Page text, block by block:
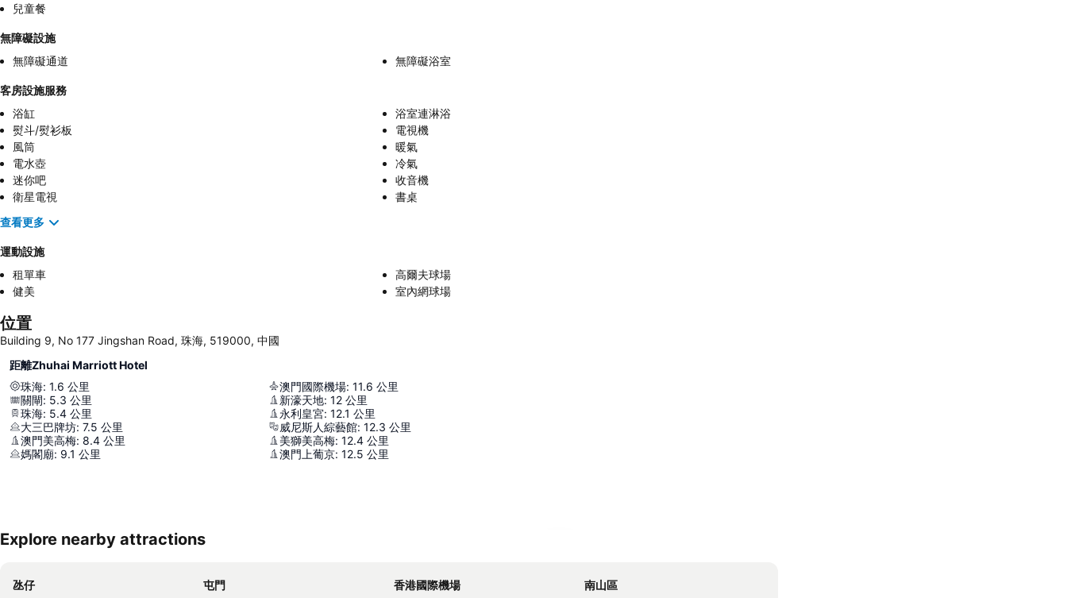
兒童餐
無障礙設施
無障礙通道
無障礙浴室
客房設施服務
浴缸
浴室連淋浴
熨斗/熨衫板
電視機
風筒
暖氣
電水壺
冷氣
迷你吧
收音機
衛星電視
書桌
查看更多
運動設施
租單車
高爾夫球場
健美
室內網球場
位置
Building 9, No 177 Jingshan Road, 珠海, 519000, 中國
距離Zhuhai Marriott Hotel
珠海: 1.6 公里
關閘: 5.3 公里
珠海: 5.4 公里
大三巴牌坊: 7.5 公里
澳門美高梅: 8.4 公里
媽閣廟: 9.1 公里
澳門國際機場: 11.6 公里
新濠天地: 12 公里
永利皇宮: 12.1 公里
威尼斯人綜藝館: 12.3 公里
美獅美高梅: 12.4 公里
澳門上葡京: 12.5 公里
Explore nearby attractions
氹仔 屯門 香港國際機場 南山區